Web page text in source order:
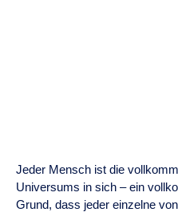
Jeder Mensch ist die
Universums in sich – ein
Grund, dass jeder einzelne